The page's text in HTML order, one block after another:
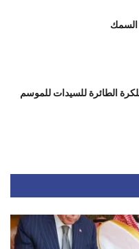
السمك
الطائرة للسيدات للموسم